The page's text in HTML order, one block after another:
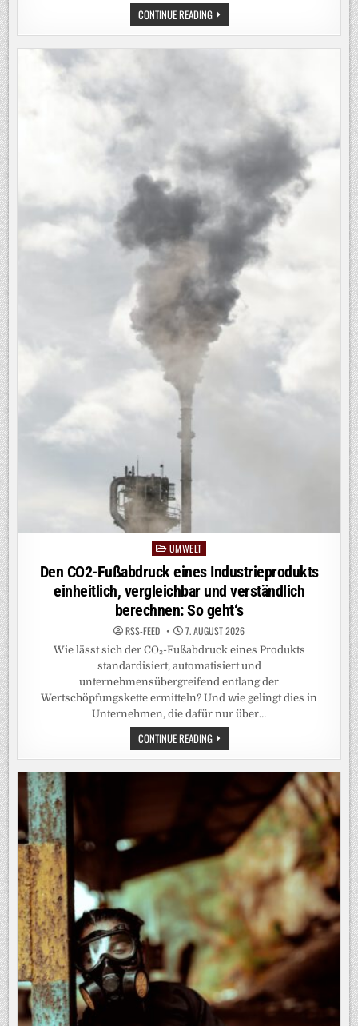
CONTINUE READINGFRAUNHOFER
IWES
SETZT
LIDAR-
BOJE
EIN
PostedUMWELT
Den CO2-Fußabdruck eines Industrieprodukts
einheitlich, vergleichbar und verständlich
berechnen: So geht‘s
RSS-FEED 7. AUGUST 2026
Wie lässt sich der CO₂-Fußabdruck eines Produkts
standardisiert, automatisiert und
unternehmensübergreifend entlang der
Wertschöpfungskette ermitteln? Und wie gelingt dies in
Unternehmen, die dafür nur über…
CONTINUE READINGDEN
CO2-
FUSSABDRUCK E
NDUSTRIEPRODUKTS E
INHEITLICH, V
ERGLEICHBAR U
ND V
ERSTÄNDLICH B
ERECHNEN: S
O G
EHT‘S